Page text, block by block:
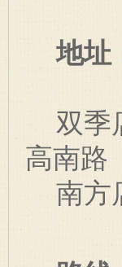
地址
双季
高南路
南方